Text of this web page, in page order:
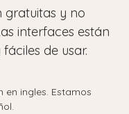
gratuitas y no
interfaces están
de usar.
en ingles. Estamos